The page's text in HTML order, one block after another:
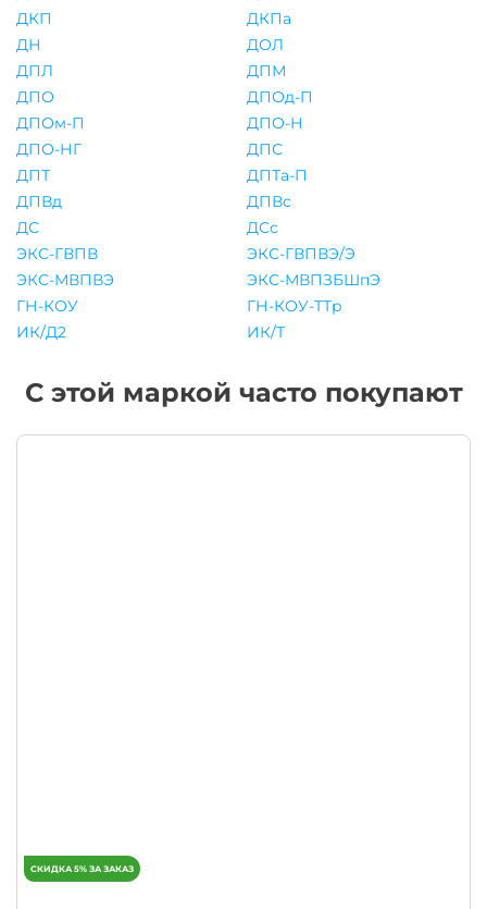
ДКП
ДКПа
ДН
ДОЛ
ДПЛ
ДПМ
ДПО
ДПОд-П
ДПОм-П
ДПО-Н
ДПО-НГ
ДПС
ДПТ
ДПТа-П
ДПВд
ДПВс
ДС
ДСс
ЭКС-ГВПВ
ЭКС-ГВПВЭ/Э
ЭКС-МВПВЭ
ЭКС-МВПЗБШпЭ
ГН-КОУ
ГН-КОУ-ТТр
ИК/Д2
ИК/Т
С этой маркой часто покупают